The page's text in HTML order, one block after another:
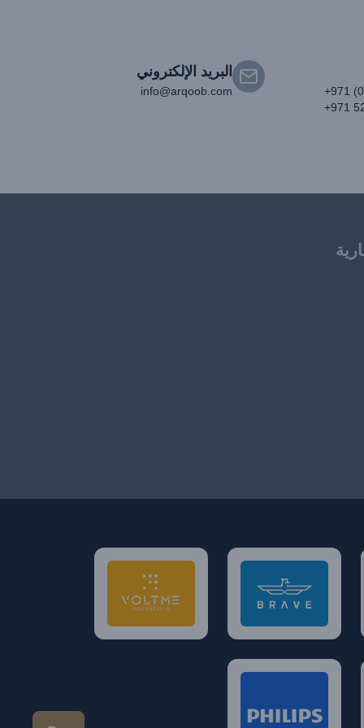
+971
+971
البريد الإلكتروني
info@arqoob.com